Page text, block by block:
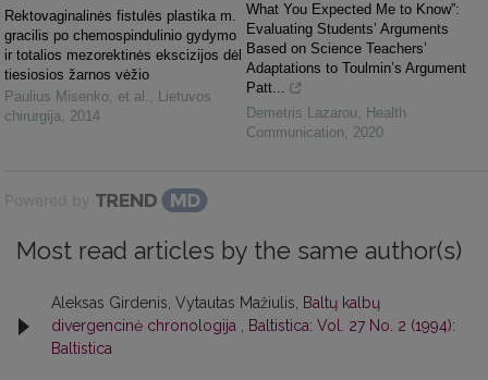
Rektovaginalinės fistulės plastika m.
gracilis po chemospindulinio gydymo
ir totalios mezorektinės ekscizijos dėl
tiesiosios žarnos vėžio
Paulius Misenko, et al. , Lietuvos
chirurgija, 2014
What You Expected Me to Know”:
Evaluating Students’ Arguments
Based on Science Teachers’
Adaptations to Toulmin’s Argument
Patt...
Demetris Lazarou, Health
Communication, 2020
Powered by
Most read articles by the same author(s)
Aleksas Girdenis, Vytautas Mažiulis, Baltų kalbų
divergencinė chronologija , Baltistica: Vol. 27 No. 2 (1994):
Baltistica